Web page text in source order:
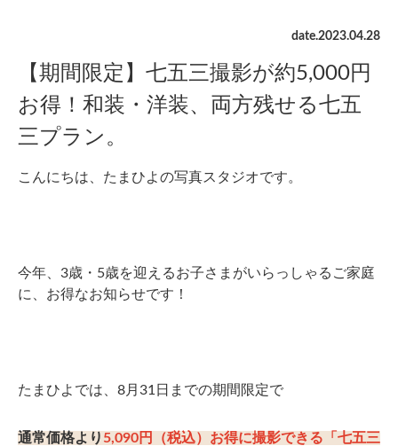
date.2023.04.28
【期間限定】七五三撮影が約5,000円
お得！和装・洋装、両方残せる七五
三プラン。
こんにちは、たまひよの写真スタジオです。
今年、3歳・5歳を迎えるお子さまがいらっしゃるご家庭
に、お得なお知らせです！
たまひよでは、8月31日までの期間限定で
通常価格より 5,090円（税込）お得に撮影できる「七五三